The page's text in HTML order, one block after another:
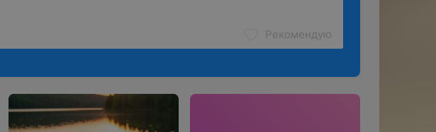
Рекомендую